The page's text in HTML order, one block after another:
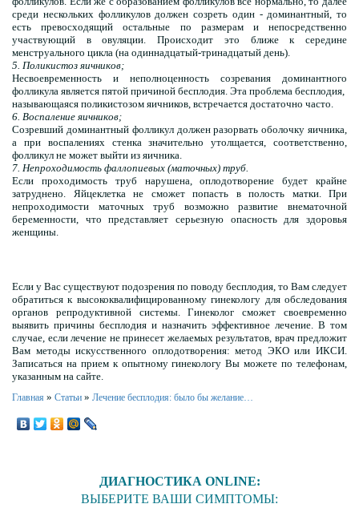
среди нескольких фолликулов должен созреть один - доминантный, то
есть превосходящий остальные по размерам и непосредственно
участвующий в овуляции. Происходит это ближе к середине
менструального цикла (на одиннадцатый-тринадцатый день).
5. Поликистоз яичников;
Несвоевременность и неполноценность созревания доминантного
фолликула является пятой причиной бесплодия. Эта проблема бесплодия,
называющаяся поликистозом яичников, встречается достаточно часто.
6. Воспаление яичников;
Созревший доминантный фолликул должен разорвать оболочку яичника,
а при воспалениях стенка значительно утолщается, соответственно,
фолликул не может выйти из яичника.
7. Непроходимость фаллопиевых (маточных) труб.
Если проходимость труб нарушена, оплодотворение будет крайне
затруднено. Яйцеклетка не сможет попасть в полость матки. При
непроходимости маточных труб возможно развитие внематочной
беременности, что представляет серьезную опасность для здоровья
женщины.
Если у Вас существуют подозрения по поводу бесплодия, то Вам следует
обратиться к высококвалифицированному гинекологу для обследования
органов репродуктивной системы. Гинеколог сможет своевременно
выявить причины бесплодия и назначить эффективное лечение. В том
случае, если лечение не принесет желаемых результатов, врач предложит
Вам методы искусственного оплодотворения: метод ЭКО или ИКСИ.
Записаться на прием к опытному гинекологу Вы можете по телефонам,
указанным на сайте.
Главная » Статьи » Лечение бесплодия: было бы желание…
ДИАГНОСТИКА ONLINE:
ВЫБЕРИТЕ ВАШИ СИМПТОМЫ: